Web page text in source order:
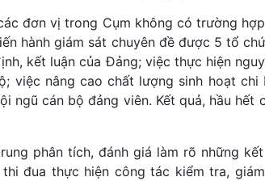
đơn vị trong Cụm không có trường
hành giám sát chuyên đề được 5 tổ
kết luận của Đảng; việc thực hiện
việc nâng cao chất lượng sinh hoạt chi
ngũ cán bộ đảng viên. Kết quả, hầu
phân tích, đánh giá làm rõ những
đua thực hiện công tác kiểm tra,